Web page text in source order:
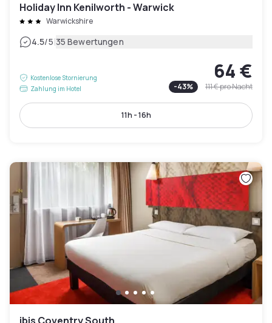
Holiday Inn Kenilworth - Warwick
Warwickshire
4.5/5|35 Bewertungen
Kostenlose Stornierung
Zahlung im Hotel
64 €
-43% 111 €pro Nacht
11h - 16h